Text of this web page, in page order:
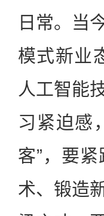
日常。当
模式新业
人工智能
习紧迫感
客”，要
术、锻造